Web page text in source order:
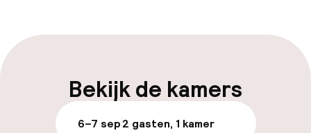
Meertalige medewerkers
Parkeren & mobiliteit
Bekijk de kamers
6–7 sep2 gasten, 1 kamer